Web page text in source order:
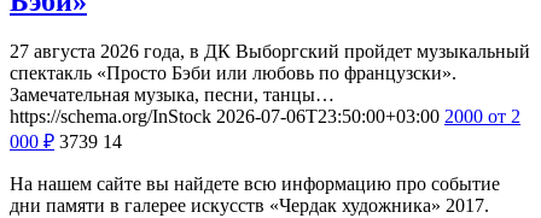
27 августа 2026 года, в ДК Выборгский пройдет музыкальный
спектакль «Просто Бэби или любовь по французски».
Замечательная музыка, песни, танцы…
https://schema.org/InStock 2026-07-06T23:50:00+03:00 2000 от 2
000 ₽ 3739 14
На нашем сайте вы найдете всю информацию про событие
дни памяти в галерее искусств «Чердак художника» 2017.